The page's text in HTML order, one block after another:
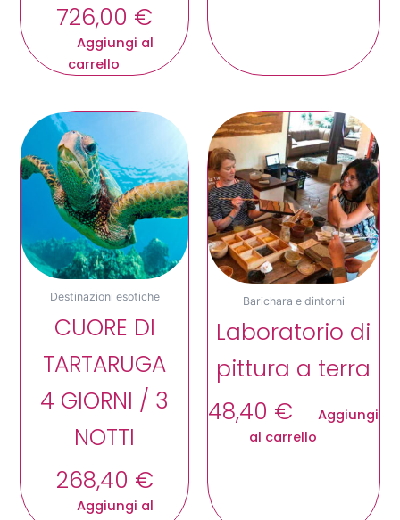
726,00 €
Aggiungi al
carrello
Destinazioni esotiche
CUORE DI
TARTARUGA
4 GIORNI / 3
NOTTI
268,40 €
Aggiungi al
Barichara e dintorni
Laboratorio di
pittura a terra
48,40 €
Aggiungi
al carrello